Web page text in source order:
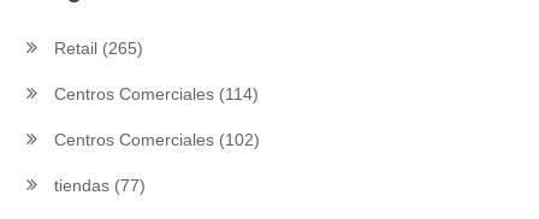
Retail (265)
Centros Comerciales (114)
Centros Comerciales (102)
tiendas (77)